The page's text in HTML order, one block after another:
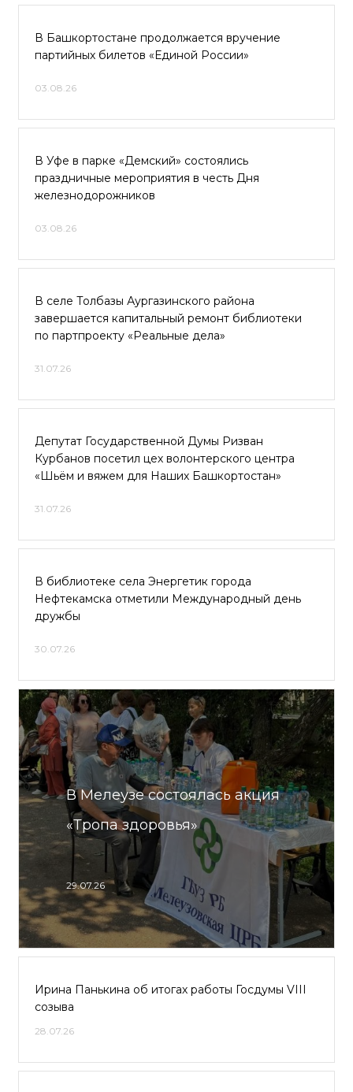
В Башкортостане продолжается вручение
партийных билетов «Единой России»
03.08.26
В Уфе в парке «Демский» состоялись
праздничные мероприятия в честь Дня
железнодорожников
03.08.26
В селе Толбазы Аургазинского района
завершается капитальный ремонт библиотеки
по партпроекту «Реальные дела»
31.07.26
Депутат Государственной Думы Ризван
Курбанов посетил цех волонтерского центра
«Шьём и вяжем для Наших Башкортостан»
31.07.26
В библиотеке села Энергетик города
Нефтекамска отметили Международный день
дружбы
30.07.26
В Мелеузе состоялась акция
«Тропа здоровья»
29.07.26
Ирина Панькина об итогах работы Госдумы VIII
созыва
28.07.26